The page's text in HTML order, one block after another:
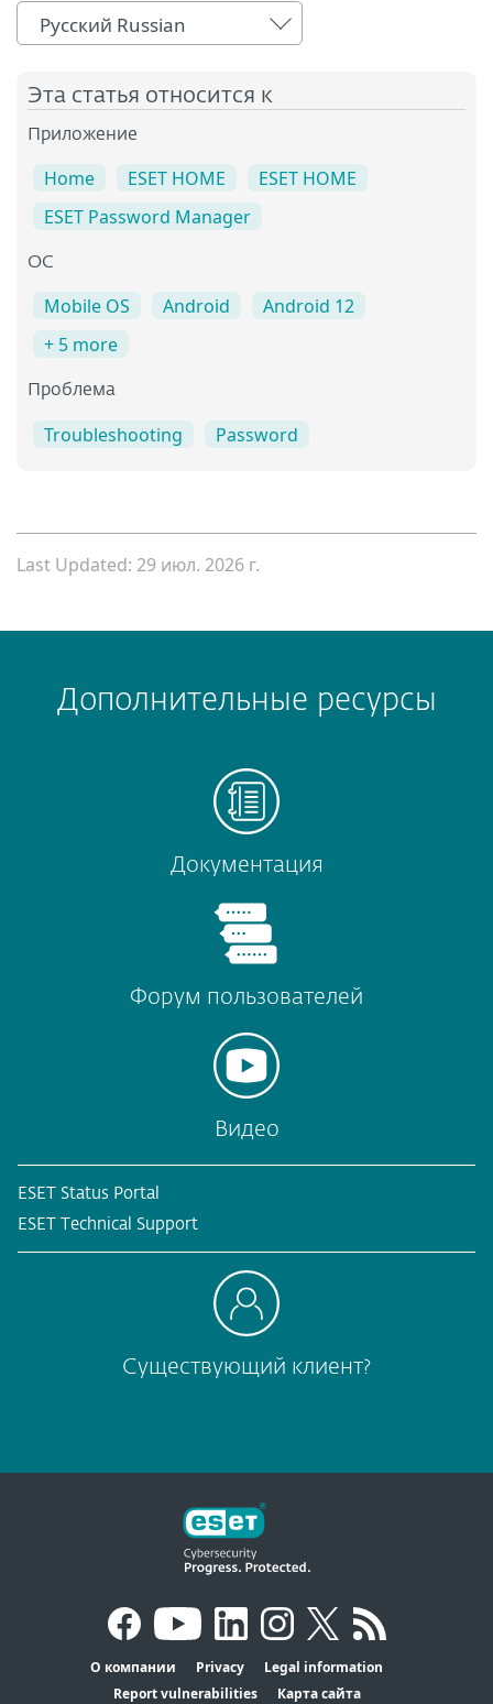
Русский Russian
Эта статья относится к
Приложение
Home ESET HOME
ESET HOME
ESET Password Manager
OC
Mobile OS Android
Android 12
+ 5 more
Проблема
Troubleshooting Password
Last Updated: 29 июл. 2026 г.
Дополнительные ресурсы
Документация
Форум пользователей
Видео
ESET Status Portal
ESET Technical Support
Существующий клиент?
О компании Privacy
Legal information
Report vulnerabilities
Карта сайта